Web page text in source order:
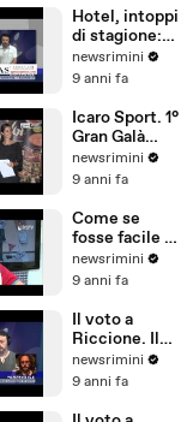
conta più
l'aspetto
economico
Hotel, intoppi
di stagione:
troppi
portoghesi e
dipendenti
che parlano
tedesco
newsrimini
9 anni fa
Icaro Sport. 1°
Gran Galà
della Seconda
Categoria
newsrimini
9 anni fa
Come se
fosse facile -
Special Crabs
newsrimini
9 anni fa
Il voto a
Riccione. Il
commento di
Andrea
(Movimento 5
newsrimini
9 anni fa